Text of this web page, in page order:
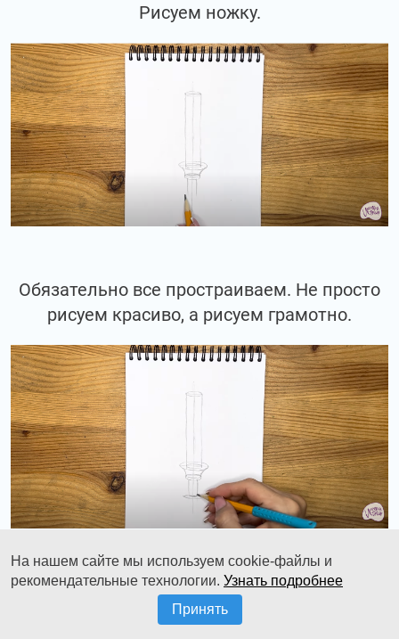
Рисуем ножку.
Обязательно все простраиваем. Не просто
рисуем красиво, а рисуем грамотно.
Мы занимаемся построением свечи, а не
срисовкой свечи.
На нашем сайте мы используем cookie-файлы и
рекомендательные технологии. Узнать подробнее
Принять